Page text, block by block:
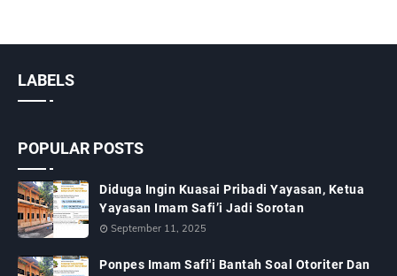
LABELS
POPULAR POSTS
Diduga Ingin Kuasai Pribadi Yayasan, Ketua
Yayasan Imam Safi’i Jadi Sorotan
September 11, 2025
Ponpes Imam Safi'i Bantah Soal Otoriter Dan